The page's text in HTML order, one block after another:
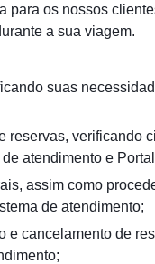
para os nossos
a sua viagem.
suas
reservas, verificando
atendimento e
assim como
de atendimento;
e cancelamento de